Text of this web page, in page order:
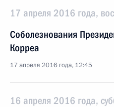
17 апреля 2016 года,
Соболезнования
Корреа
17 апреля 2016 года, 12:45
16 апреля 2016 года,